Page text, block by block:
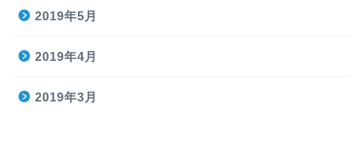
2019年5月
2019年4月
2019年3月